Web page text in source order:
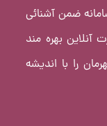
ضمن آشنائی
بهره مند
را با اندیشه